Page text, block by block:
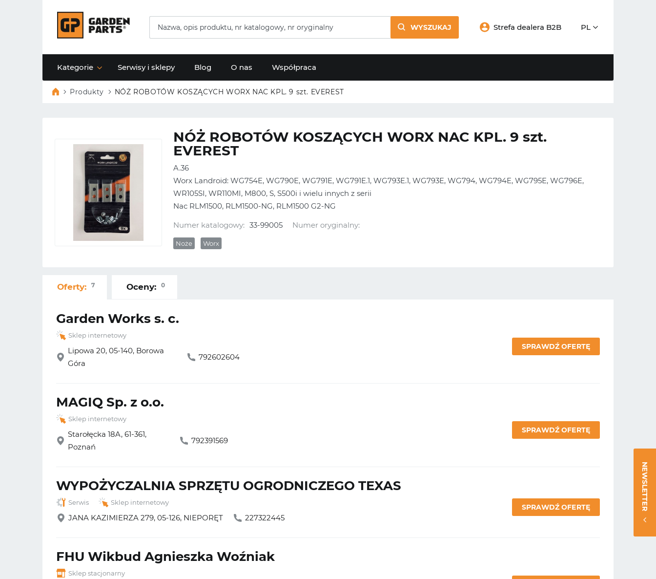
WYSZUKAJ Strefa dealera B2B PL
Kategorie Serwisy i sklepy Blog O nas Współpraca
Produkty NÓŻ ROBOTÓW KOSZĄCYCH WORX NAC KPL. 9 szt. EVEREST
NÓŻ ROBOTÓW KOSZĄCYCH WORX NAC KPL. 9 szt.
EVEREST
A.36
Worx Landroid: WG754E, WG790E, WG791E, WG791E.1, WG793E.1, WG793E, WG794, WG794E, WG795E, WG796E,
WR105SI, WR110MI, M800, S, S500i i wielu innych z serii
Nac RLM1500, RLM1500-NG, RLM1500 G2-NG
Numer katalogowy: 33-99005 Numer oryginalny:
Noże Worx
Oferty: 7 Oceny: 0
Garden Works s. c.
Sklep internetowy
Lipowa 20, 05-140, Borowa
Góra
792602604
SPRAWDŹ OFERTĘ
MAGIQ Sp. z o.o.
Sklep internetowy
Starołęcka 18A, 61-361,
Poznań
792391569
SPRAWDŹ OFERTĘ
WYPOŻYCZALNIA SPRZĘTU OGRODNICZEGO TEXAS
Serwis Sklep internetowy
JANA KAZIMIERZA 279, 05-126, NIEPORĘT 227322445
SPRAWDŹ OFERTĘ
FHU Wikbud Agnieszka Woźniak
Sklep stacjonarny
NEWSLETTER